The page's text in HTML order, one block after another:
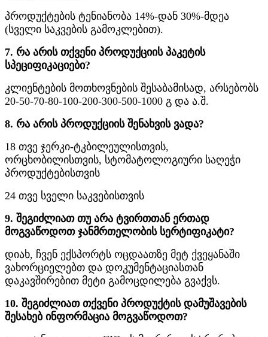
პროდუქტების ტენიანობა 14%-დან 30%-მდეა
(სველი საკვების გამოკლებით).
7. რა არის თქვენი პროდუქციის პაკეტის
სპეციფიკაციები?
კლიენტების მოთხოვნების შესაბამისად, არსებობს
20-50-70-80-100-200-300-500-1000 გ და ა.შ.
8. რა არის პროდუქციის შენახვის ვადა?
18 თვე ჯერკი-ტკბილეულისთვის,
ორცხობილისთვის, სტომატოლოგიური საღეჭი
პროდუქტებისთვის
24 თვე სველი საკვებისთვის
9. შეგიძლიათ თუ არა ტვირთთან ერთად
მოგვაწოდოთ ჯანმრთელობის სერტიფიკატი?
დიახ, ჩვენ ექსპორტს ოცდაათზე მეტ ქვეყანაში
ვახორციელებთ და დოკუმენტაციასთან
დაკავშირებით მეტი გამოცდილება გვაქვს.
10. შეგიძლიათ თქვენი პროდუქტის დამუშავების
შესახებ ინფორმაცია მოგვაწოდოთ?